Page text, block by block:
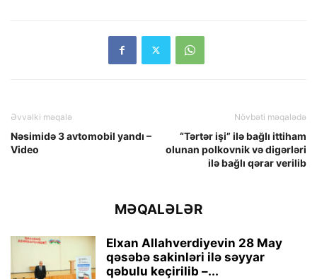
Əvvəlki məqalə
Nəsimidə 3 avtomobil yandı –
Video
Növbəti məqalədə
“Tərtər işi” ilə bağlı ittiham
olunan polkovnik və digərləri
ilə bağlı qərar verilib
MƏQALƏLƏR
Elxan Allahverdiyevin 28 May
qəsəbə sakinləri ilə səyyar
qəbulu keçirilib –...